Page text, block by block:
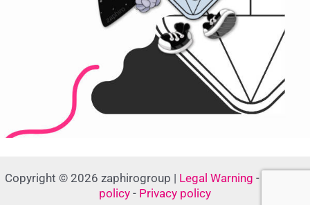
Copyright © 2026 zaphirogroup | Legal Warning -
policy - Privacy policy